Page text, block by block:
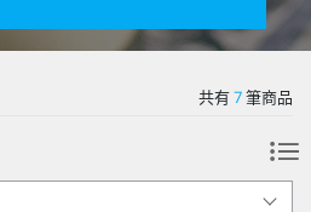
共有7筆商品